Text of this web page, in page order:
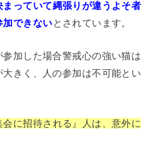
っていて縄張りが違うよそ者
加できない とされています。
加した場合警戒心の強い猫は
きく、人の参加は不可能とい
会に招待される』人は、意外に